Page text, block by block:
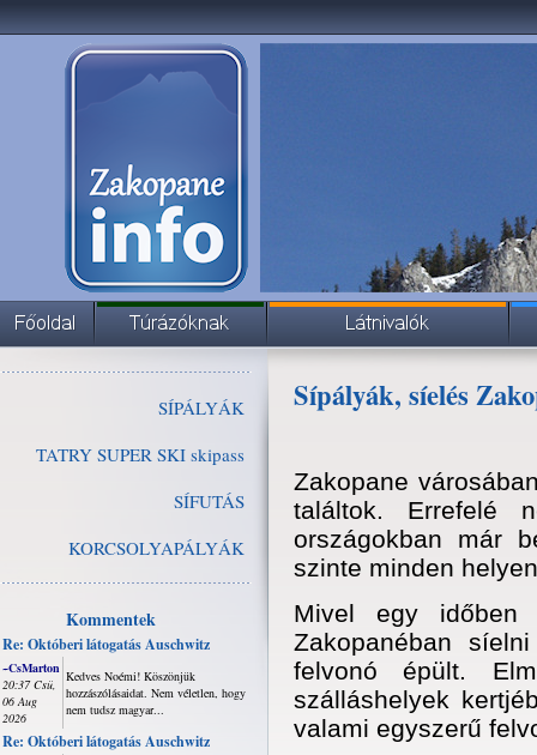
SÍPÁLYÁK
TATRY SUPER SKI skipass
SÍFUTÁS
KORCSOLYAPÁLYÁK
Kommentek
Re: Októberi látogatás Auschwitz
~CsMarton
20:37 Csü,
06 Aug
2026
Kedves Noémi! Köszönjük
hozzászólásaidat. Nem véletlen, hogy
nem tudsz magyar...
Re: Októberi látogatás Auschwitz
Sípályák, síelés
Zakopane
találtok. Errefelé
országokban már
szinte minden
Mivel egy időben
Zakopanéban
felvonó épült.
szálláshelyek
valami egyszerű